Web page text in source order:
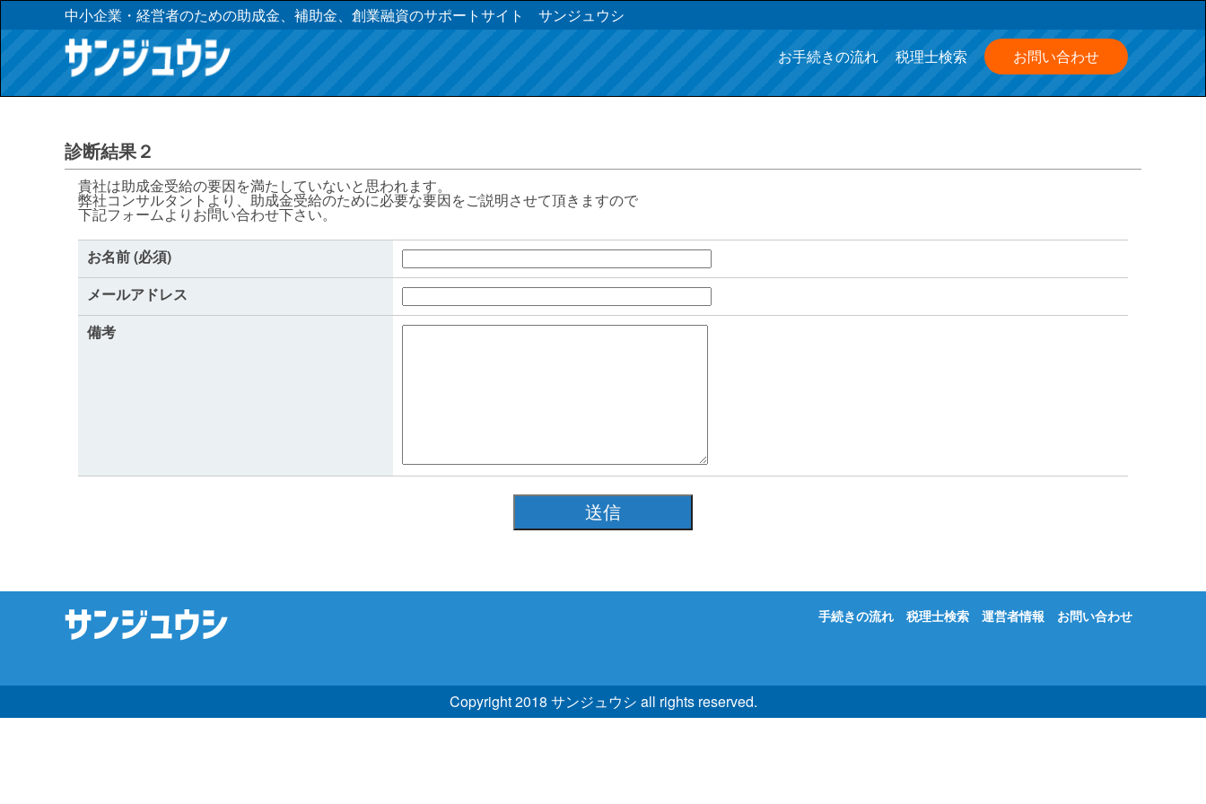
中小企業・経営者のための助成金、補助金、創業融資のサポートサイト サンジュウシ
お手続きの流れ
税理士検索 お問い合わせ
診断結果２
貴社は助成金受給の要因を満たしていないと思われます。
弊社コンサルタントより、助成金受給のために必要な要因をご説明させて頂きますので
下記フォームよりお問い合わせ下さい。
お名前 (必須)
メールアドレス
備考
手続きの流れ 税理士検索 運営者情報 お問い合わせ
Copyright 2018 サンジュウシ all rights reserved.